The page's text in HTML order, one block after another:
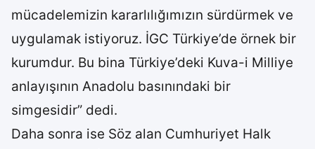
mücadelemizin kararlılığımızın sürdürmek ve
uygulamak istiyoruz. İGC Türkiye’de örnek bir
kurumdur. Bu bina Türkiye’deki Kuva-i Milliye
anlayışının Anadolu basınındaki bir
simgesidir” dedi.
Daha sonra ise Söz alan Cumhuriyet Halk